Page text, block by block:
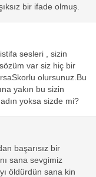
bir ifade olmuş.
sesleri , sizin
var siz hiç bir
olursunuz.Bu
yakın bu sizin
yoksa sizde mi?
başarısız bir
sana sevgimiz
öldürdün sana kin